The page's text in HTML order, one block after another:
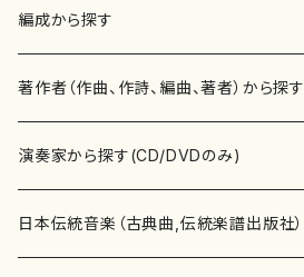
楽譜
書籍
書籍
テキストブック
CD・DVD
チケット
編成から探す
邦楽器
箏・琴（ソロ）
箏・琴（合奏）
合唱
混声合唱
歌・声
著作者（作曲、作詩、編曲、著者）から探す
あ行
青木省三(アオキ ショウゾウ)
か行
演奏家から探す(CD/DVDのみ)
邦楽（箏、三味線、尺八等）演奏家
日本伝統音楽（古典曲,伝統楽譜出版社）